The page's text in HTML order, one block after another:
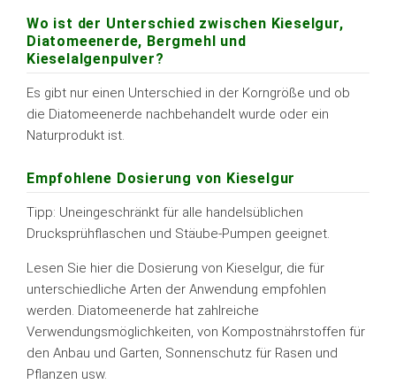
Wo ist der Unterschied zwischen Kieselgur,
Diatomeenerde, Bergmehl und
Kieselalgenpulver?
Es gibt nur einen Unterschied in der Korngröße und ob
die Diatomeenerde nachbehandelt wurde oder ein
Naturprodukt ist.
Empfohlene Dosierung von Kieselgur
Tipp: Uneingeschränkt für alle handelsüblichen
Drucksprühflaschen und Stäube-Pumpen geeignet.
Lesen Sie hier die Dosierung von Kieselgur, die für
unterschiedliche Arten der Anwendung empfohlen
werden. Diatomeenerde hat zahlreiche
Verwendungsmöglichkeiten, von Kompostnährstoffen für
den Anbau und Garten, Sonnenschutz für Rasen und
Pflanzen usw.